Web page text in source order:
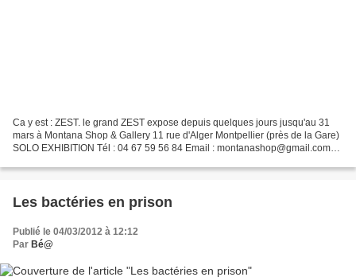
Ca y est : ZEST. le grand ZEST expose depuis quelques jours jusqu'au 31
mars à Montana Shop & Gallery 11 rue d'Alger Montpellier (près de la Gare)
SOLO EXHIBITION Tél : 04 67 59 56 84 Email : montanashop@gmail.com
montpellier.com...
Les bactéries en prison
Publié le 04/03/2012 à 12:12
Par Bé@